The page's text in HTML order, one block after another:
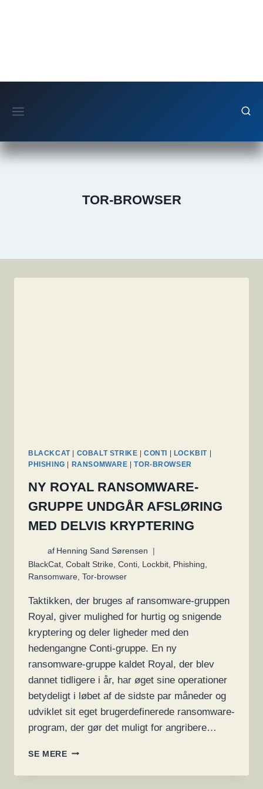
TOR-BROWSER
BLACKCAT| COBALT STRIKE |CONTI LOCKBIT
PHISHING
RANSOMWARE |TOR-BROWSER
NY ROYAL RANSOMWARE-
GRUPPE UNDGÅR AFSLØRING
MED DELVIS KRYPTERING
af Henning Sand Sørensen
BlackCat Cobalt Strike Conti Lockbit Phishing
Ransomware Tor-browser
Taktikken, der bruges af ransomware-gruppen
Royal, giver mulighed for hurtig og snigende
kryptering og deler ligheder med den
hedengangne Conti-gruppe. En ny
ransomware-gruppe kaldet Royal, der blev
dannet tidligere i år, har øget sine operationer
betydeligt i løbet af de sidste par måneder og
udviklet sit eget brugerdefinerede ransomware-
program, der gør det muligt for angribere…
SE MERENY
RANSOMWARE-